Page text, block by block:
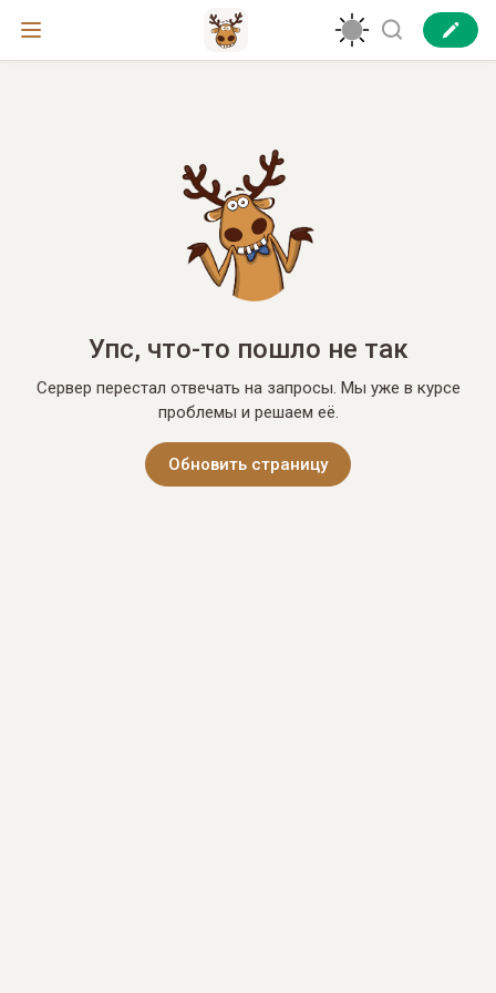
Упс, что-то пошло не так
Сервер перестал отвечать на запросы. Мы уже в курсе
проблемы и решаем её.
Обновить страницу